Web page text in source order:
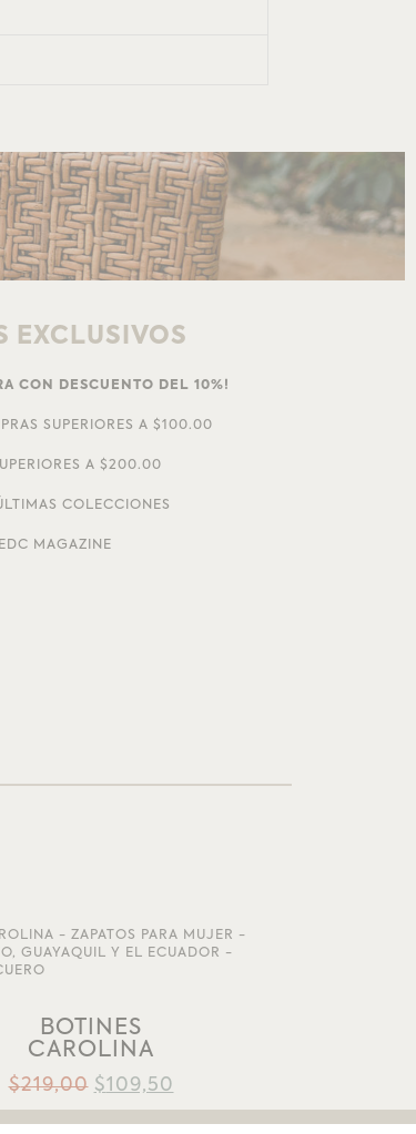
EXCLUSIVOS
CON DESCUENTO DEL 10%!
SUPERIORES A $100.00
A $200.00
COLECCIONES
MAGAZINE
BOTINES
CAROLINA
$219,00 $109,50